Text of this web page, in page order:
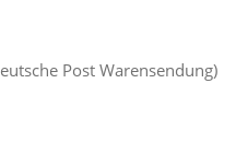
Post Warensendung)